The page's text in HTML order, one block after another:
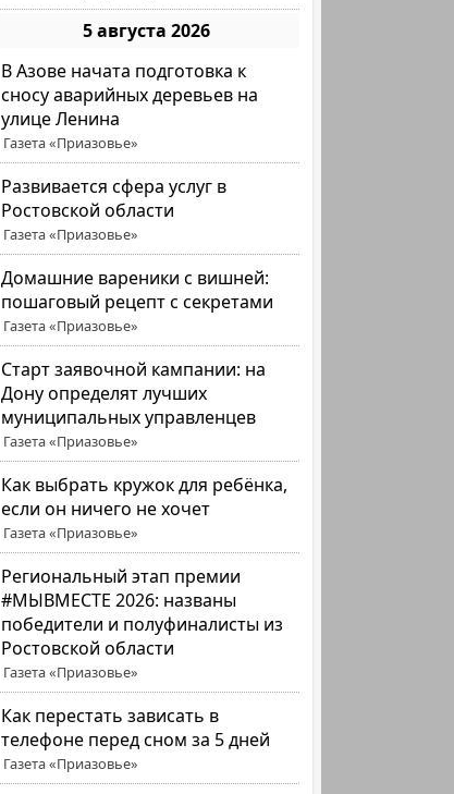
5 августа 2026
В Азове начата подготовка к
сносу аварийных деревьев на
улице Ленина
Газета «Приазовье»
Развивается сфера услуг в
Ростовской области
Газета «Приазовье»
Домашние вареники с вишней:
пошаговый рецепт с секретами
Газета «Приазовье»
Старт заявочной кампании: на
Дону определят лучших
муниципальных управленцев
Газета «Приазовье»
Как выбрать кружок для ребёнка,
если он ничего не хочет
Газета «Приазовье»
Региональный этап премии
#МЫВМЕСТЕ 2026: названы
победители и полуфиналисты из
Ростовской области
Газета «Приазовье»
Как перестать зависать в
телефоне перед сном за 5 дней
Газета «Приазовье»